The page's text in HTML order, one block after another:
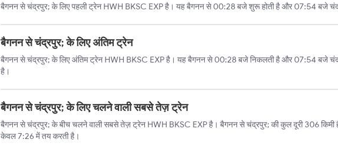
बैगनन से चंद्रपुर; के लिए पहली ट्रेन HWH BKSC EXP है। यह बैगनन से 00:28 बजे शुरू होती है और 07:54 बजे
बैगनन से चंद्रपुर; के लिए अंतिम ट्रेन
बैगनन से चंद्रपुर; के लिए अंतिम ट्रेन HWH BKSC EXP है। यह बैगनन से 00:28 बजे निकलती है और 07:54 बजे
है।
बैगनन से चंद्रपुर; के लिए चलने वाली सबसे तेज़ ट्रेन
बैगनन से चंद्रपुर; के बीच चलने वाली सबसे तेज़ ट्रेन HWH BKSC EXP है। बैगनन से चंद्रपुर; की कुल दूरी 306 किमी
केवल 7:26 में तय करती है।